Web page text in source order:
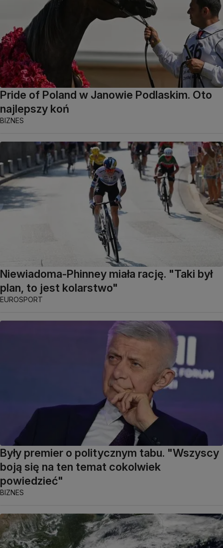
Pride of Poland w Janowie Podlaskim. Oto
najlepszy koń
BIZNES
Niewiadoma-Phinney miała rację. "Taki był
plan, to jest kolarstwo"
EUROSPORT
Były premier o politycznym tabu. "Wszyscy
boją się na ten temat cokolwiek
powiedzieć"
BIZNES